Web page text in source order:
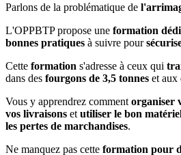
Parlons de la problématique de
L'OPPBTP propose une formation
bonnes pratiques à suivre pour
Cette formation s'adresse à ceux qui
dans des fourgons de 3,5 tonnes et aux
Vous y apprendrez comment organiser
vos livraisons et utiliser le bon
les pertes de marchandises.
Ne manquez pas cette formation pour